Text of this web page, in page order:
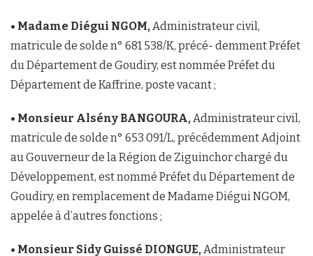
• Madame Diégui NGOM, Administrateur civil,
matricule de solde n° 681 538/K, précé- demment Préfet
du Département de Goudiry, est nommée Préfet du
Département de Kaffrine, poste vacant ;
• Monsieur Alsény BANGOURA, Administrateur civil,
matricule de solde n° 653 091/L, précédemment Adjoint
au Gouverneur de la Région de Ziguinchor chargé du
Développement, est nommé Préfet du Département de
Goudiry, en remplacement de Madame Diégui NGOM,
appelée à d’autres fonctions ;
• Monsieur Sidy Guissé DIONGUE, Administrateur